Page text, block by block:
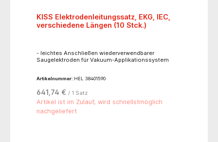
KISS Elektrodenleitungssatz, EKG, IEC,
verschiedene Längen (10 Stck.)
- leichtes Anschließen wiederverwendbarer
Saugelektroden für Vakuum-Applikationssystem
Artikelnummer: HEL 38401590
641,74 € / 1 Satz
Artikel ist im Zulauf, wird schnellstmöglich
nachgeliefert